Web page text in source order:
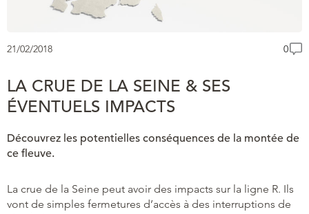
21/02/2018 0
LA CRUE DE LA SEINE & SES
ÉVENTUELS IMPACTS
Découvrez les potentielles conséquences de la montée de
ce fleuve.
La crue de la Seine peut avoir des impacts sur la ligne R. Ils
vont de simples fermetures d’accès à des interruptions de